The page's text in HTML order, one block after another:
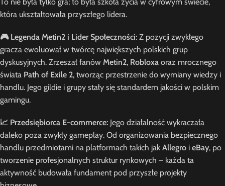
która ukształtowała przyszłego lidera.
🎮 Legenda Metin2 i Lider Społeczności: Z pozycji zwykłego
gracza ewoluował w twórcę największych polskich grup
dyskusyjnych. Zrzeszał fanów Metin2, Robloxa oraz mrocznego
świata Path of Exile 2, tworząc przestrzenie do wymiany wiedzy i
handlu. Jego gildie i grupy stały się standardem jakości w polskim
gamingu.
📈 Przedsiębiorca E-commerce: Jego działalność wykraczała
daleko poza zwykły gameplay. Od organizowania bezpiecznego
handlu przedmiotami na platformach takich jak Allegro i eBay, po
tworzenie profesjonalnych struktur rynkowych – każda ta
aktywność budowała fundament pod przyszłe projekty